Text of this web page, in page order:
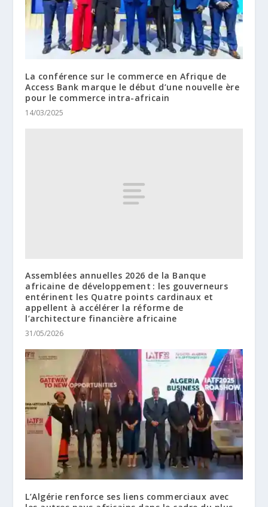
La conférence sur le commerce en Afrique de
Access Bank marque le début d’une nouvelle ère
pour le commerce intra-africain
14/03/2025
Assemblées annuelles 2026 de la Banque
africaine de développement : les gouverneurs
entérinent les Quatre points cardinaux et
appellent à accélérer la réforme de
l’architecture financière africaine
31/05/2026
L’Algérie renforce ses liens commerciaux avec